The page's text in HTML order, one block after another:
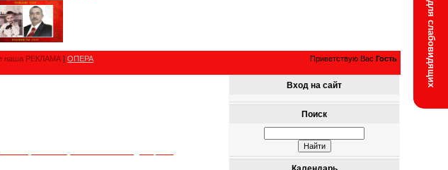
Версия для слабовидящих
наша РЕКЛАМА |ОПЕРА Приветствую Вас Гость
Вход на сайт
Поиск